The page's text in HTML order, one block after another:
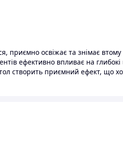
освіжає та знімає втому
ефективно впливає на
створить приємний ефект, що